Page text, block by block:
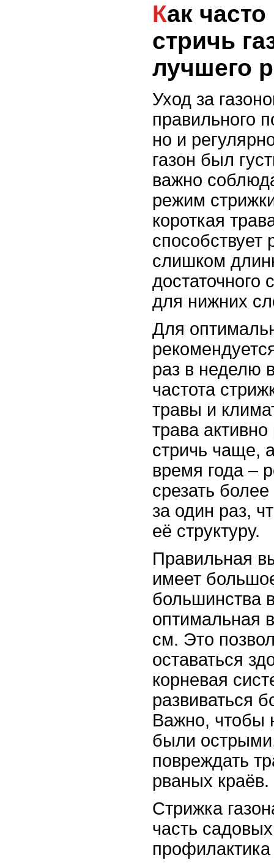
Как часто и правильно
стричь
лучшего
Уход за
правильного
но и
газон был
важно
режим
короткая
способствует
слишком
достаточного
для нижних
Для
раз в неделю
частота
травы и
трава
стричь чаще,
время года –
срезать
за один раз,
её структуру.
Правильная
имеет
большинства
оптимальная
см. Это
оставаться
корневая
развиваться
Важно, чтобы
были
повреждать
рваных краёв.
Стрижка
часть